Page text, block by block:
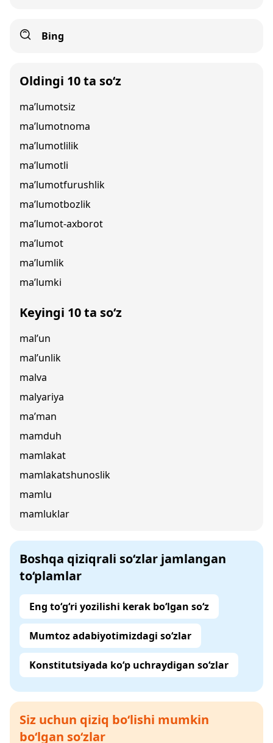
Bing
Oldingi 10 ta so‘z
ma’lumotsiz
ma’lumotnoma
ma’lumotlilik
ma’lumotli
ma’lumotfurushlik
ma’lumotbozlik
ma’lumot-axborot
ma’lumot
ma’lumlik
ma’lumki
Keyingi 10 ta so‘z
mal’un
mal’unlik
malva
malyariya
ma’man
mamduh
mamlakat
mamlakatshunoslik
mamlu
mamluklar
Boshqa qiziqrali so‘zlar jamlangan
to‘plamlar
Eng to‘g‘ri yozilishi kerak bo‘lgan so‘z
Mumtoz adabiyotimizdagi so‘zlar
Konstitutsiyada ko‘p uchraydigan so‘zlar
Siz uchun qiziq bo‘lishi mumkin
bo‘lgan so‘zlar